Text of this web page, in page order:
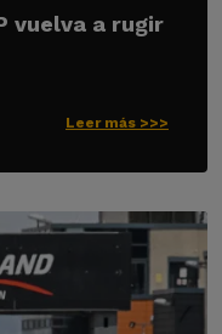
vuelva a rugir
Leer más >>>